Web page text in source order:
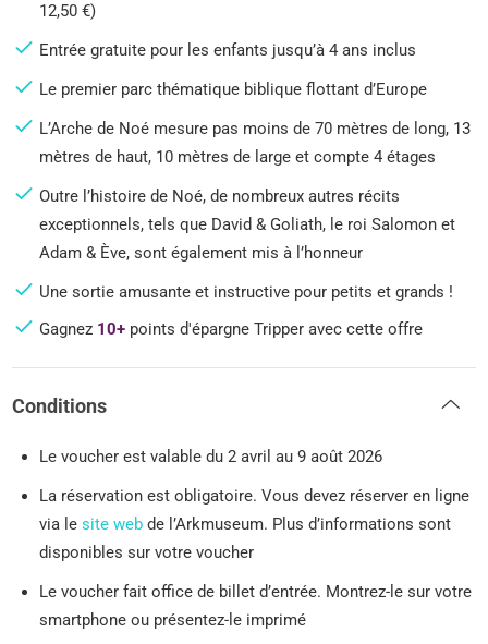
12,50 €)
Entrée gratuite pour les enfants jusqu’à 4 ans inclus
Le premier parc thématique biblique flottant d’Europe
L’Arche de Noé mesure pas moins de 70 mètres de long, 13
mètres de haut, 10 mètres de large et compte 4 étages
Outre l’histoire de Noé, de nombreux autres récits
exceptionnels, tels que David & Goliath, le roi Salomon et
Adam & Ève, sont également mis à l’honneur
Une sortie amusante et instructive pour petits et grands !
Gagnez 10+ points d'épargne Tripper avec cette offre
Conditions
Le voucher est valable du 2 avril au 9 août 2026
La réservation est obligatoire. Vous devez réserver en ligne
via lesite web de l’Arkmuseum. Plus d’informations sont
disponibles sur votre voucher
Le voucher fait office de billet d’entrée. Montrez-le sur votre
smartphone ou présentez-le imprimé